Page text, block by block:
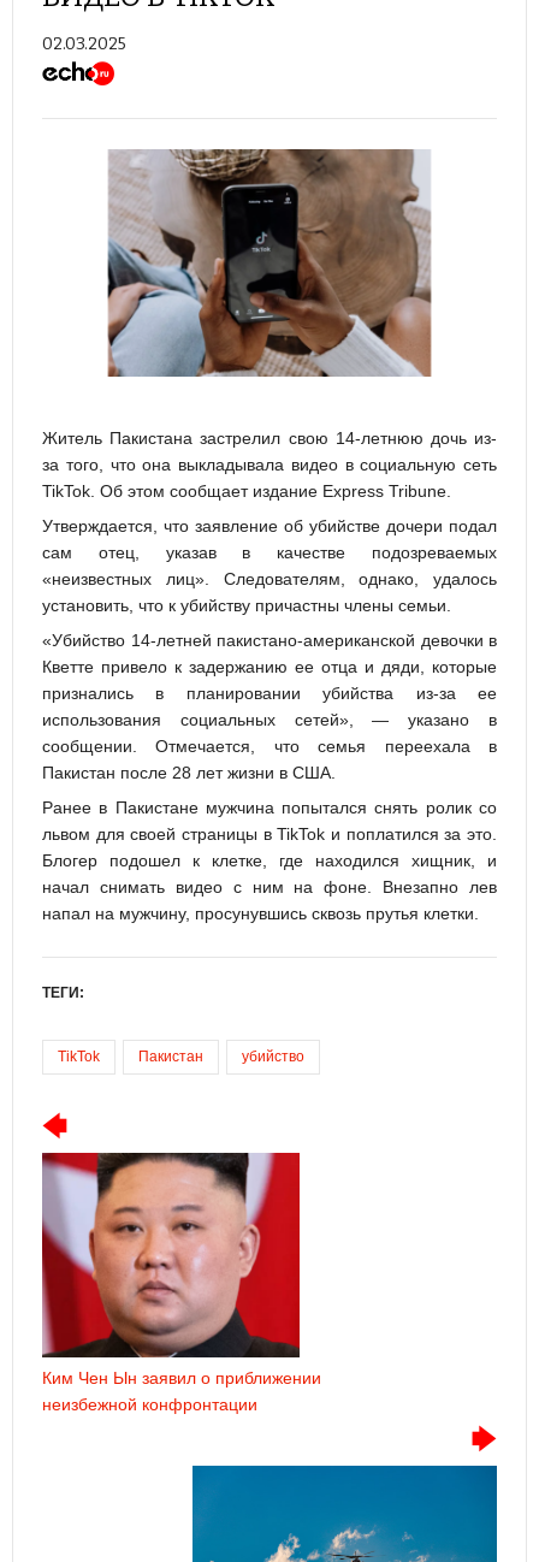
02.03.2025
Житель Пакистана застрелил свою 14-летнюю дочь из-
за того, что она выкладывала видео в социальную сеть
TikTok. Об этом сообщает издание Express Tribune.
Утверждается, что заявление об убийстве дочери подал
сам отец, указав в качестве подозреваемых
«неизвестных лиц». Следователям, однако, удалось
установить, что к убийству причастны члены семьи.
«Убийство 14-летней пакистано-американской девочки в
Кветте привело к задержанию ее отца и дяди, которые
признались в планировании убийства из-за ее
использования социальных сетей», — указано в
сообщении. Отмечается, что семья переехала в
Пакистан после 28 лет жизни в США.
Ранее в Пакистане мужчина попытался снять ролик со
львом для своей страницы в TikTok и поплатился за это.
Блогер подошел к клетке, где находился хищник, и
начал снимать видео с ним на фоне. Внезапно лев
напал на мужчину, просунувшись сквозь прутья клетки.
ТЕГИ:
TikTok Пакистан убийство
Ким Чен Ын заявил о приближении
неизбежной конфронтации